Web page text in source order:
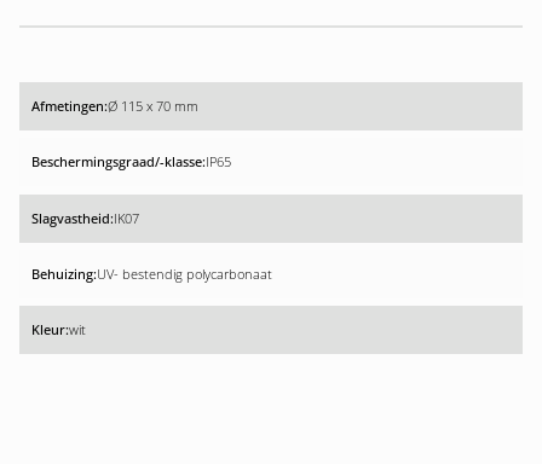
Ø 115 x 70 mm
IP65
IK07
UV- bestendig polycarbonaat
wit